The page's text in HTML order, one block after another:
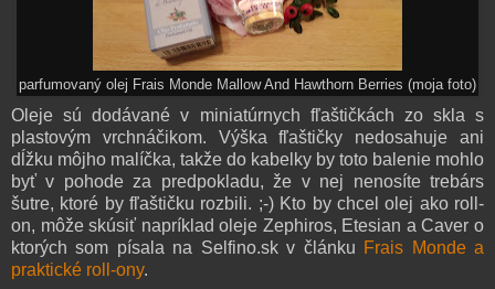
parfumovaný olej Frais Monde Mallow And Hawthorn Berries (moja foto)
Oleje sú dodávané v miniatúrnych fľaštičkách zo skla s
plastovým vrchnáčikom. Výška fľaštičky nedosahuje ani
dĺžku môjho malíčka, takže do kabelky by toto balenie mohlo
byť v pohode za predpokladu, že v nej nenosíte trebárs
šutre, ktoré by fľaštičku rozbili. ;-) Kto by chcel olej ako roll-
on, môže skúsiť napríklad oleje Zephiros, Etesian a Caver o
ktorých som písala na Selfino.sk v článku Frais Monde a
praktické roll-ony.